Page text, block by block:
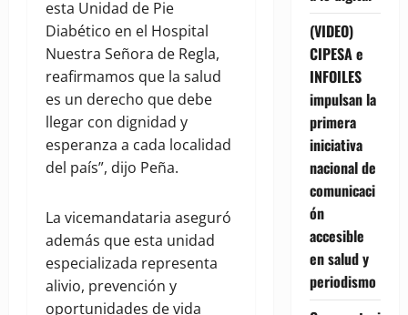
esta Unidad de Pie
Diabético en el Hospital
Nuestra Señora de Regla,
reafirmamos que la salud
es un derecho que debe
llegar con dignidad y
esperanza a cada localidad
del país”, dijo Peña.
La vicemandataria aseguró
además que esta unidad
especializada representa
alivio, prevención y
oportunidades de vida
(VIDEO)
CIPESA e
INFOILES
impulsan la
primera
iniciativa
nacional de
comunicaci
ón
accesible
en salud y
periodismo